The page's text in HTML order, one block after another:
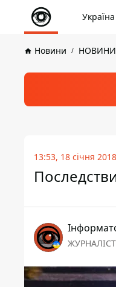
Україна
Новини НОВИНИ
13:53, 18 січня 2018
ЖУРНАЛІСТ